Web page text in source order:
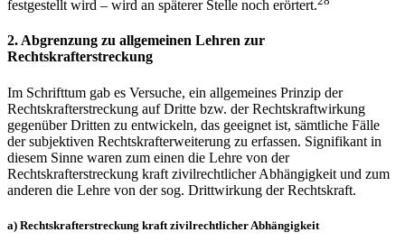
festgestellt wird –​ wird an späterer Stelle noch erörtert.
2. Abgrenzung zu allgemeinen Lehren zur
Rechtskrafterstreckung
Im Schrifttum gab es Versuche, ein allgemeines Prinzip der
Rechtskrafterstreckung auf Dritte bzw. der Rechtskraftwirkung
gegenüber Dritten zu entwickeln, das geeignet ist, sämtliche Fälle
der subjektiven Rechtskrafterweiterung zu erfassen. Signifikant in
diesem Sinne waren zum einen die Lehre von der
Rechtskrafterstreckung kraft zivilrechtlicher Abhängigkeit und zum
anderen die Lehre von der sog. Drittwirkung der Rechtskraft.
a) Rechtskrafterstreckung kraft zivilrechtlicher Abhängigkeit